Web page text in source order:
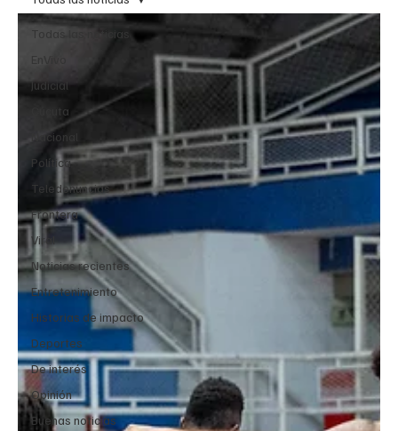
Todas las noticias
EnVivo
Judicial
Cúcuta
Nacional
Política
Teledenuncias
Frontera
Viral
Noticias recientes
Entretenimiento
Historias de impacto
Deportes
De interés
Opinión
Buenas noticias